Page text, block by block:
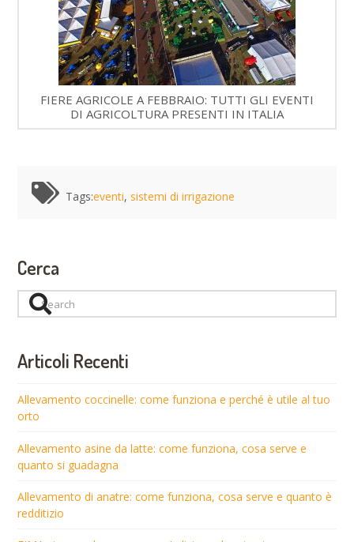
FIERE AGRICOLE A FEBBRAIO: TUTTI GLI EVENTI
DI AGRICOLTURA PRESENTI IN ITALIA
Tags:eventi, sistemi di irrigazione
Cerca
Search
Articoli Recenti
Allevamento coccinelle: come funziona e perché è utile al tuo
orto
Allevamento asine da latte: come funziona, cosa serve e
quanto si guadagna
Allevamento di anatre: come funziona, cosa serve e quanto è
redditizio